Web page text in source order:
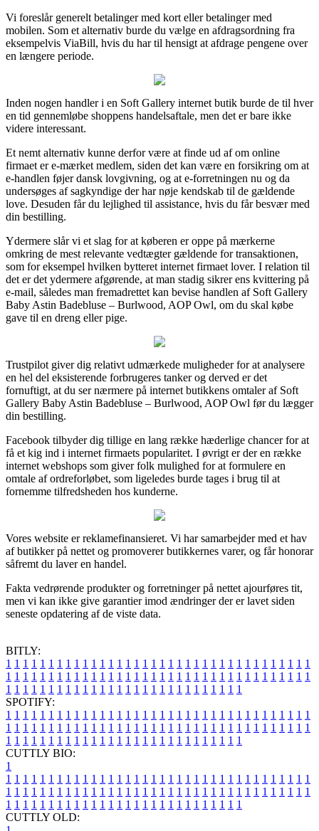
Vi foreslår generelt betalinger med kort eller betalinger med
mobilen. Som et alternativ burde du vælge en afdragsordning fra
eksempelvis ViaBill, hvis du har til hensigt at afdrage pengene over
en længere periode.
Inden nogen handler i en Soft Gallery internet butik burde de til hver
en tid gennemløbe shoppens handelsaftale, men det er bare ikke
videre interessant.
Et nemt alternativ kunne derfor være at finde ud af om online
firmaet er e-mærket medlem, siden det kan være en forsikring om at
e-handlen føjer dansk lovgivning, og at e-forretningen nu og da
undersøges af sagkyndige der har nøje kendskab til de gældende
love. Desuden får du lejlighed til assistance, hvis du får besvær med
din bestilling.
Ydermere slår vi et slag for at køberen er oppe på mærkerne
omkring de mest relevante vedtægter gældende for transaktionen,
som for eksempel hvilken bytteret internet firmaet lover. I relation til
det er det ydermere afgørende, at man stadig sikrer ens kvittering på
e-mail, således man fremadrettet kan bevise handlen af Soft Gallery
Baby Astin Badebluse – Burlwood, AOP Owl, om du skal købe
gave til en dreng eller pige.
Trustpilot giver dig relativt udmærkede muligheder for at analysere
en hel del eksisterende forbrugeres tanker og derved er det
fornuftigt, at du ser nærmere på internet butikkens omtaler af Soft
Gallery Baby Astin Badebluse – Burlwood, AOP Owl før du lægger
din bestilling.
Facebook tilbyder dig tillige en lang række hæderlige chancer for at
få et kig ind i internet firmaets popularitet. I øvrigt er der en række
internet webshops som giver folk mulighed for at formulere en
omtale af ordreforløbet, som ligeledes burde tages i brug til at
fornemme tilfredsheden hos kunderne.
Vores website er reklamefinansieret. Vi har samarbejder med et hav
af butikker på nettet og promoverer butikkernes varer, og får honorar
såfremt du laver en handel.
Fakta vedrørende produkter og forretninger på nettet ajourføres tit,
men vi kan ikke give garantier imod ændringer der er lavet siden
seneste opdatering af de viste data.
BITLY:
1 1 1 1 1 1 1 1 1 1 1 1 1 1 1 1 1 1 1 1 1 1 1 1 1 1 1 1 1 1 1 1 1 1 1 1
1 1 1 1 1 1 1 1 1 1 1 1 1 1 1 1 1 1 1 1 1 1 1 1 1 1 1 1 1 1 1 1 1 1 1 1
1 1 1 1 1 1 1 1 1 1 1 1 1 1 1 1 1 1 1 1 1 1 1 1 1 1 1 1
SPOTIFY:
1 1 1 1 1 1 1 1 1 1 1 1 1 1 1 1 1 1 1 1 1 1 1 1 1 1 1 1 1 1 1 1 1 1 1 1
1 1 1 1 1 1 1 1 1 1 1 1 1 1 1 1 1 1 1 1 1 1 1 1 1 1 1 1 1 1 1 1 1 1 1 1
1 1 1 1 1 1 1 1 1 1 1 1 1 1 1 1 1 1 1 1 1 1 1 1 1 1 1 1
CUTTLY BIO:
1
1 1 1 1 1 1 1 1 1 1 1 1 1 1 1 1 1 1 1 1 1 1 1 1 1 1 1 1 1 1 1 1 1 1 1 1
1 1 1 1 1 1 1 1 1 1 1 1 1 1 1 1 1 1 1 1 1 1 1 1 1 1 1 1 1 1 1 1 1 1 1 1
1 1 1 1 1 1 1 1 1 1 1 1 1 1 1 1 1 1 1 1 1 1 1 1 1 1 1 1
CUTTLY OLD: